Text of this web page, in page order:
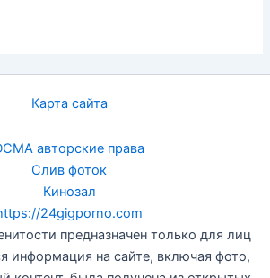
Карта сайта
авторские права
Слив фоток
Кинозал
24gigporno.com
предназначен только для лиц
информация на сайте, включая фото,